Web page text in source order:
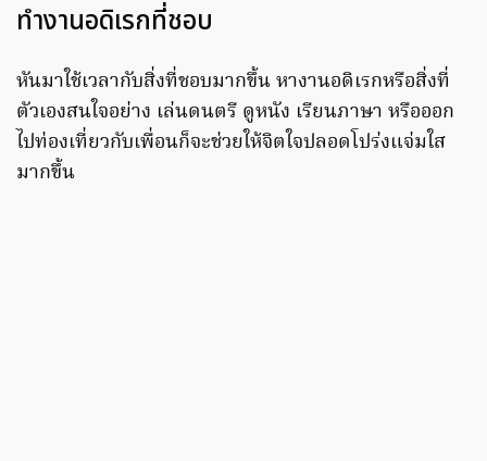
ทํางานอดิเรกที่ชอบ
หันมาใช้เวลากับสิ่งที่ชอบมากขึ้น หางานอดิเรกหรือสิ่งที่
ตัวเองสนใจอย่าง เล่นดนตรี ดูหนัง เรียนภาษา หรือออก
ไปท่องเที่ยวกับเพื่อนก็จะช่วยให้จิตใจปลอดโปร่งแจ่มใส
มากขึ้น